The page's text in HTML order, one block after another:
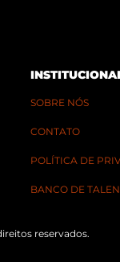
SOBRE NÓS
CONTATO
POLÍTICA DE
BANCO DE
reservados.